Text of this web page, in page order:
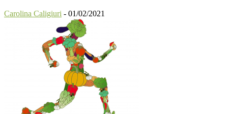
Carolina Caligiuri - 01/02/2021